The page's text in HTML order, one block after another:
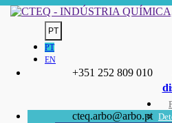
+351 252 809 010
cteq.arbo@arbo.pt
PT
PT
EN